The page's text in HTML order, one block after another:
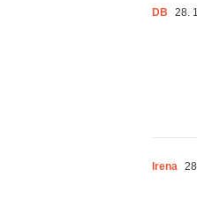
DB 28.
Irena